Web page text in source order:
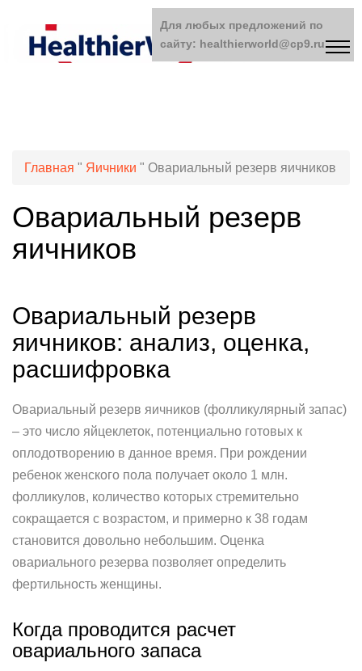
Главная " Яичники " Овариальный резерв яичников
Овариальный резерв
яичников
Овариальный резерв
яичников: анализ, оценка,
расшифровка
Овариальный резерв яичников (фолликулярный запас)
– это число яйцеклеток, потенциально готовых к
оплодотворению в данное время. При рождении
ребенок женского пола получает около 1 млн.
фолликулов, количество которых стремительно
сокращается с возрастом, и примерно к 38 годам
становится довольно небольшим. Оценка
овариального резерва позволяет определить
фертильность женщины.
Когда проводится расчет
овариального запаса
Для любых предложений по
сайту: healthierworld@cp9.ru